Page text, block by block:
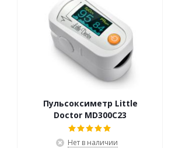
Пульсоксиметр Little
Doctor MD300C23
Нет в наличии